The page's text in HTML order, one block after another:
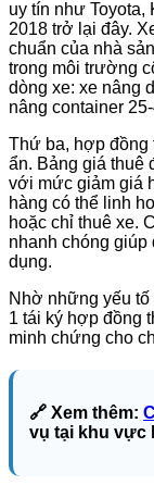
uy tín như
2018 trở lại đây.
chuẩn của nhà
trong môi trường
dòng xe: xe nâng
nâng container
Thứ ba, hợp đồng
ẩn. Bảng giá thuê
với mức giảm giá
hàng có thể linh
hoặc chỉ thuê xe.
nhanh chóng giúp
dụng.
Nhờ những yếu tố
1 tái ký hợp đồng
minh chứng cho
🔗 Xem thêm:
vụ tại khu vực